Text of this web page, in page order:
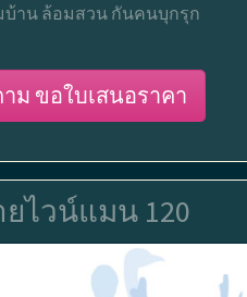
าน ล้อมสวน กันคนบุกรุก
ม ขอใบเสนอราคา
ไวน์แมน 120